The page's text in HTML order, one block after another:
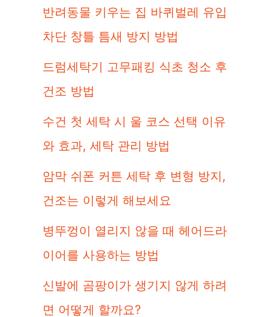
반려동물 키우는 집 바퀴벌레 유입
차단 창틀 틈새 방지 방법
드럼세탁기 고무패킹 식초 청소 후
건조 방법
수건 첫 세탁 시 울 코스 선택 이유
와 효과, 세탁 관리 방법
암막 쉬폰 커튼 세탁 후 변형 방지,
건조는 이렇게 해보세요
병뚜껑이 열리지 않을 때 헤어드라
이어를 사용하는 방법
신발에 곰팡이가 생기지 않게 하려
면 어떻게 할까요?